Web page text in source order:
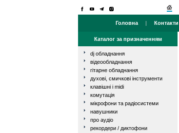
Головна | Контакти
Каталог за призначенням
dj обладнання
відеообладнання
гітарне обладнання
духові, смичкові інструменти
клавішні і midi
комутація
мікрофони та радіосистеми
навушники
про аудіо
рекордери / диктофони